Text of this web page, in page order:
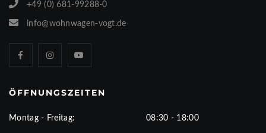
+49 (0) 681-99288-0
info@wohnwagen-vogt.de
ÖFFNUNGSZEITEN
Montag - Freitag: 08:30 - 18:00